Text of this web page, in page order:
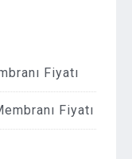
Fiyatı
Fiyatı